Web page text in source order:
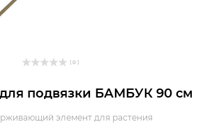
( 0 )
подвязки БАМБУК 90 см
элемент для растения